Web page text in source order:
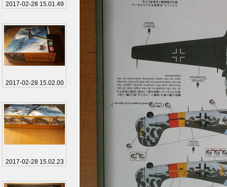
2017-02-28 15.01.49
2017-02-28 15.02.00
2017-02-28 15.02.23